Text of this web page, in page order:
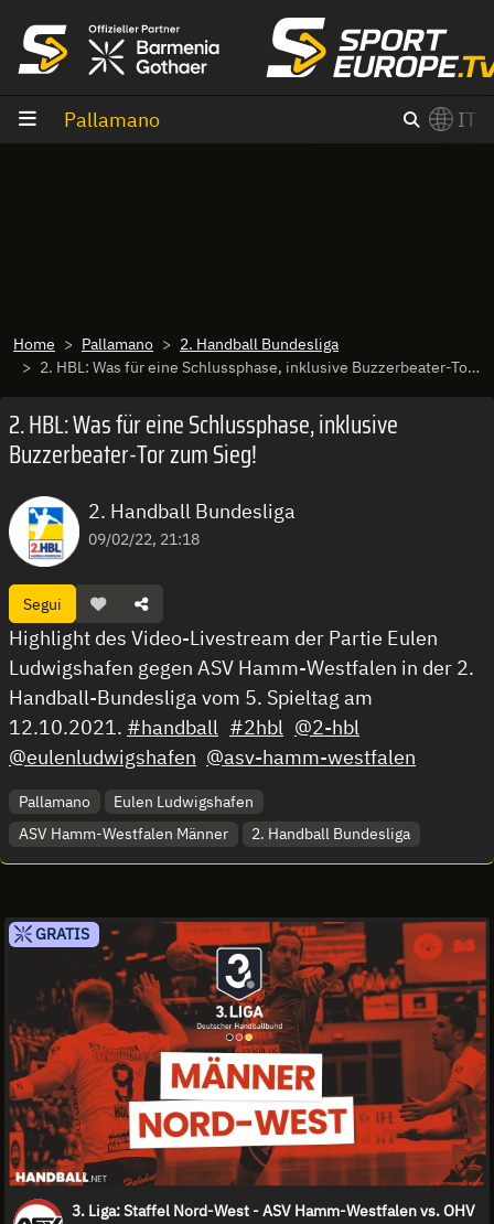
Pallamano IT
Home Pallamano
2. Handball Bundesliga
2. HBL: Was für eine Schlussphase, inklusive Buzzerbeater-Tor zum Sieg!
2. HBL: Was für eine Schlussphase, inklusive
Buzzerbeater-Tor zum Sieg!
2. Handball Bundesliga
09/02/22, 21:18
Segui
Highlight des Video-Livestream der Partie Eulen
Ludwigshafen gegen ASV Hamm-Westfalen in der 2.
Handball-Bundesliga vom 5. Spieltag am
12.10.2021. #handball #2hbl @2-hbl
@eulenludwigshafen @asv-hamm-westfalen
Pallamano
Eulen Ludwigshafen
ASV Hamm-Westfalen Männer
2. Handball Bundesliga
GRATIS
3. Liga: Staffel Nord-West - ASV Hamm-Westfalen vs. OHV